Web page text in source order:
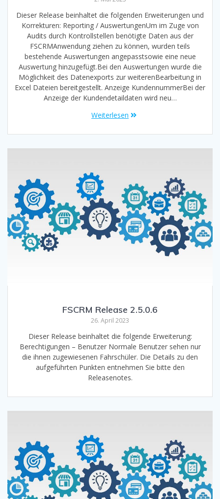
Dieser Release beinhaltet die folgenden Erweiterungen und
Korrekturen: Reporting / AuswertungenUm im Zuge von
Audits durch Kontrollstellen benötigte Daten aus der
FSCRMAnwendung ziehen zu können, wurden teils
bestehende Auswertungen angepasstsowie eine neue
Auswertung hinzugefügt.Bei den Auswertungen wurde die
Möglichkeit des Datenexports zur weiterenBearbeitung in
Excel Dateien bereitgestellt. Anzeige KundennummerBei der
Anzeige der Kundendetaildaten wird neu…
Weiterlesen
FSCRM Release 2.5.0.6
26. April 2023
Dieser Release beinhaltet die folgende Erweiterung:
Berechtigungen – Benutzer Normale Benutzer sehen nur
die ihnen zugewiesenen Fahrschüler. Die Details zu den
aufgeführten Punkten entnehmen Sie bitte den
Releasenotes.